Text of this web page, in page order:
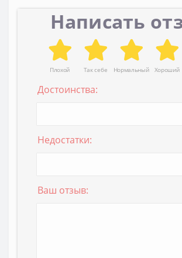
Написать
Плохой Так себе Нормальный Хороший
Достоинства:
Недостатки:
Ваш отзыв: